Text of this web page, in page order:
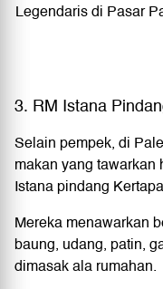
Legendaris di Pasar
3. RM Istana
Selain pempek, di
makan yang
Istana pindang
Mereka menawarkan
baung, udang, patin,
dimasak ala rumahan.